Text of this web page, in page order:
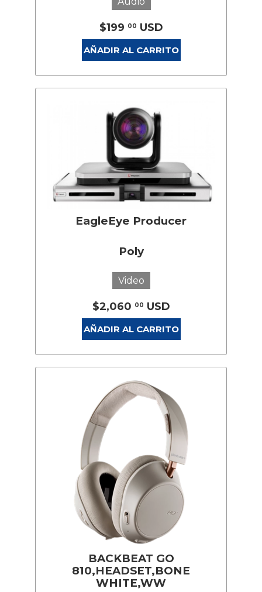
$199 00 USD
AÑADIR AL CARRITO
EagleEye Producer
Poly
Video
$2,060 00 USD
AÑADIR AL CARRITO
BACKBEAT GO
810,HEADSET,BONE
WHITE,WW